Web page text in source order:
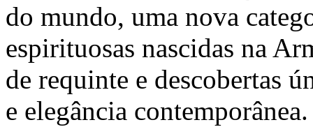
do mundo, uma nova
espirituosas nascidas na
de requinte e descobertas
e elegância contemporânea.